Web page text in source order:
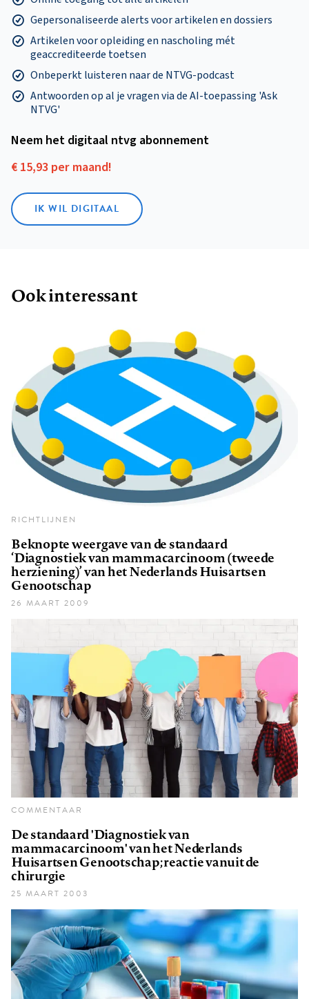
Gepersonaliseerde alerts voor artikelen en dossiers
Artikelen voor opleiding en nascholing mét
geaccrediteerde toetsen
Onbeperkt luisteren naar de NTVG-podcast
Antwoorden op al je vragen via de AI-toepassing 'Ask
NTVG'
Neem het digitaal ntvg abonnement
€ 15,93 per maand!
IK WIL DIGITAAL
Ook interessant
RICHTLIJNEN
Beknopte weergave van de standaard
‘Diagnostiek van mammacarcinoom (tweede
herziening)’ van het Nederlands Huisartsen
Genootschap
26 MAART 2009
COMMENTAAR
De standaard 'Diagnostiek van
mammacarcinoom' van het Nederlands
Huisartsen Genootschap; reactie vanuit de
chirurgie
25 MAART 2003